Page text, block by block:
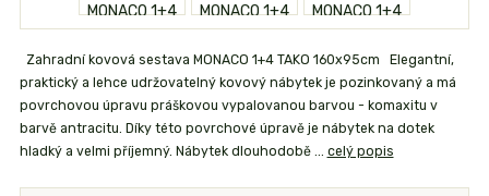
Zahradní kovová sestava MONACO 1+4 TAKO 160x95cm Elegantní,
praktický a lehce udržovatelný kovový nábytek je pozinkovaný a má
povrchovou úpravu práškovou vypalovanou barvou - komaxitu v
barvě antracitu. Díky této povrchové úpravě je nábytek na dotek
hladký a velmi příjemný. Nábytek dlouhodobě ... celý popis